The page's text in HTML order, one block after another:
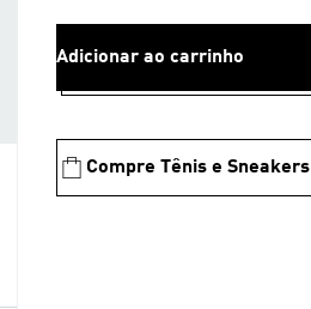
Adicionar ao carrinho
Compre Tênis e Sneakers